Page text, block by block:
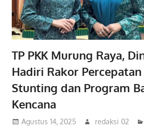
TP PKK Murung Raya,
Hadiri Rakor
Stunting dan Program
Kencana
Agustus 14, 2025 redaksi 02